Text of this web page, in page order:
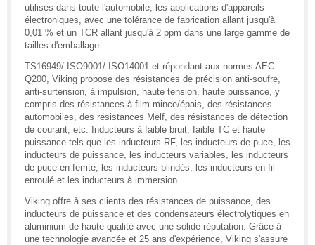
utilisés dans toute l'automobile, les applications d'appareils
électroniques, avec une tolérance de fabrication allant jusqu'à
0,01 % et un TCR allant jusqu'à 2 ppm dans une large gamme de
tailles d'emballage.
TS16949/ ISO9001/ ISO14001 et répondant aux normes AEC-
Q200, Viking propose des résistances de précision anti-soufre,
anti-surtension, à impulsion, haute tension, haute puissance, y
compris des résistances à film mince/épais, des résistances
automobiles, des résistances Melf, des résistances de détection
de courant, etc. Inducteurs à faible bruit, faible TC et haute
puissance tels que les inducteurs RF, les inducteurs de puce, les
inducteurs de puissance, les inducteurs variables, les inducteurs
de puce en ferrite, les inducteurs blindés, les inducteurs en fil
enroulé et les inducteurs à immersion.
Viking offre à ses clients des résistances de puissance, des
inducteurs de puissance et des condensateurs électrolytiques en
aluminium de haute qualité avec une solide réputation. Grâce à
une technologie avancée et 25 ans d'expérience, Viking s'assure